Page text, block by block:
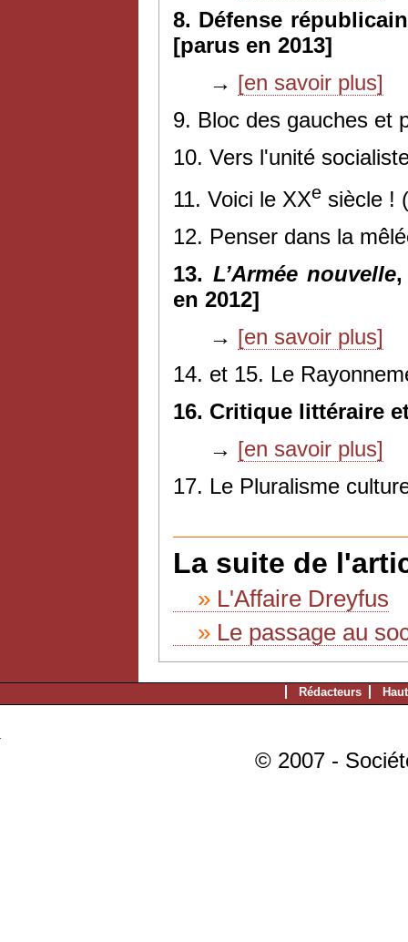
8. Défense
[parus en 2013]
→ [en savoir plus]
9. Bloc des gauches et
10. Vers l'unité
11. Voici le XXe siècle !
12. Penser dans la
13. L’Armée nouvelle
en 2012]
→ [en savoir plus]
14. et 15. Le
16. Critique littéraire
→ [en savoir plus]
17. Le Pluralisme
La suite de
L'Affaire Dreyfus
Le passage au
Rédacteurs
© 2007 -